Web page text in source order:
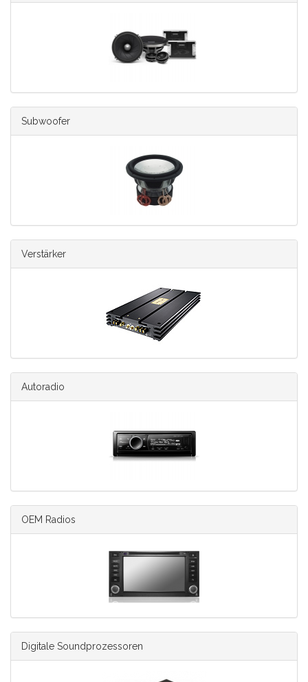
Subwoofer
Verstärker
Autoradio
OEM Radios
Digitale Soundprozessoren